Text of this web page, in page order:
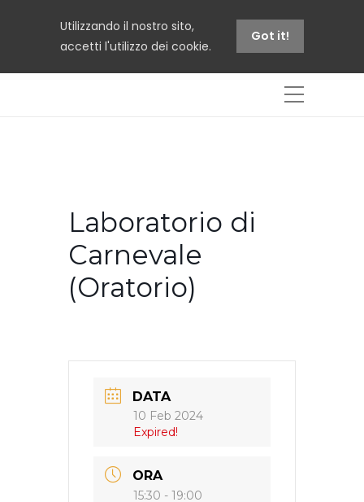
Utilizzando il nostro sito,
accetti l'utilizzo dei cookie.
Got it!
Laboratorio di
Carnevale
(Oratorio)
DATA
10 Feb 2024
Expired!
ORA
15:30 - 19:00